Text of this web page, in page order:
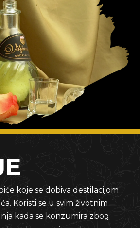
koje se dobiva destilacijom
Koristi se u svim životnim
kada se konzumira zbog